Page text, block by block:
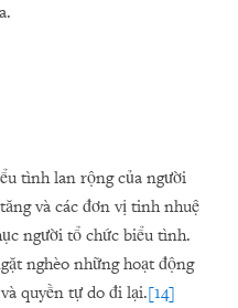
tình lan rộng của người
và các đơn vị tinh nhuệ
người tổ chức biểu tình.
nghèo những hoạt động
quyền tự do đi lại.[14]